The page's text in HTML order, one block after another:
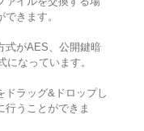
きます。
式がAES、公開鍵暗
なっています。
ドラッグ&ドロップし
行うことができま